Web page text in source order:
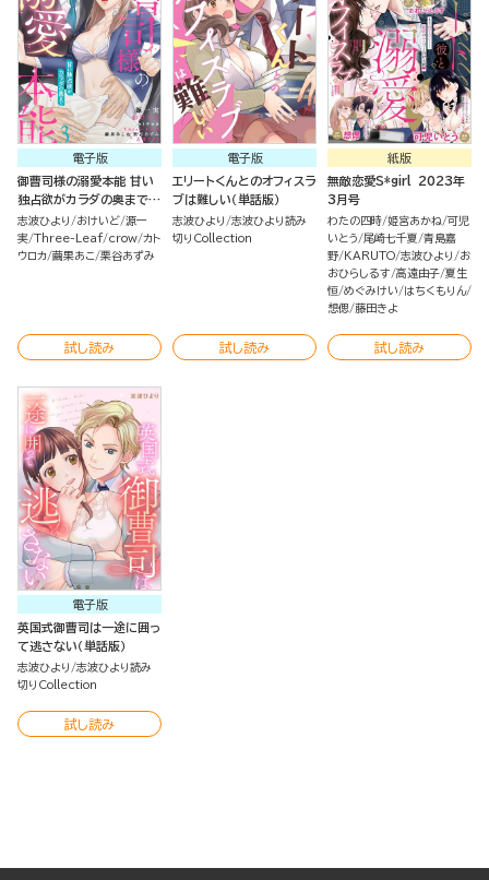
電子版
御曹司様の溺愛本能 甘い
独占欲がカラダの奥まで
（3）
志波ひより おけいど 源一
実 Three-Leaf crow カト
ウロカ 繭果あこ 栗谷あずみ
試し読み
電子版
エリートくんとのオフィスラ
ブは難しい（単話版）
志波ひより
志波ひより読み
切りCollection
試し読み
紙版
無敵恋愛S*girl 2023年
3月号
わたの四時 姫宮あかね 可児
いとう 尾崎七千夏 青島嘉
野
KARUTO 志波ひより
お
おひらしるす 高遠由子 夏生
恒 めぐみけい
はちくもりん
想偲 藤田きよ
試し読み
電子版
英国式御曹司は一途に囲っ
て逃さない（単話版）
志波ひより
志波ひより読み
切りCollection
試し読み